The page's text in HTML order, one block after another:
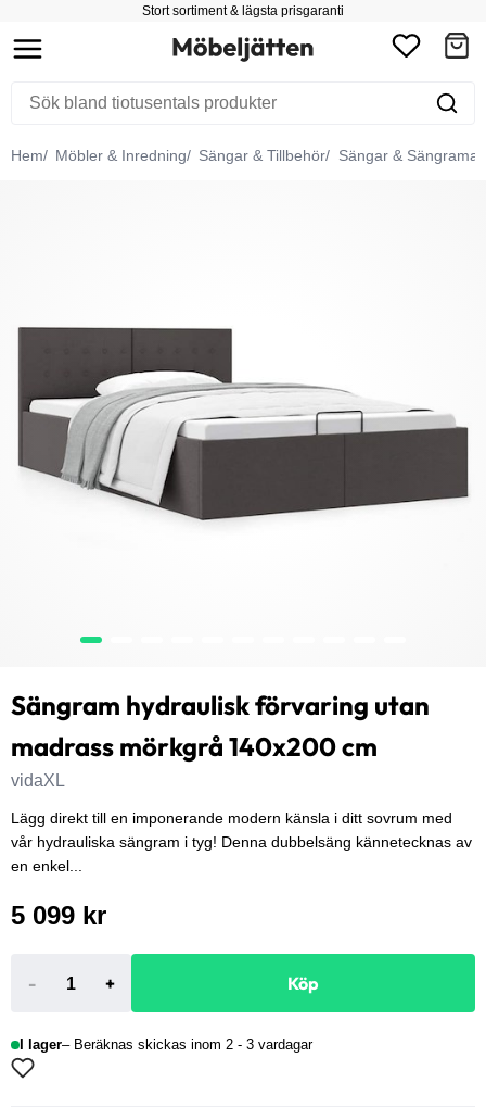
Stort sortiment & lägsta prisgaranti
Hem Möbler & Inredning Sängar & Tillbehör Sängar & Sängramar
Sängram hydraulisk förvaring utan
madrass mörkgrå 140x200 cm
vidaXL
Lägg direkt till en imponerande modern känsla i ditt sovrum med
vår hydrauliska sängram i tyg! Denna dubbelsäng kännetecknas av
en enkel...
5 099 kr
- + Köp
I lager Beräknas skickas inom 2 - 3 vardagar